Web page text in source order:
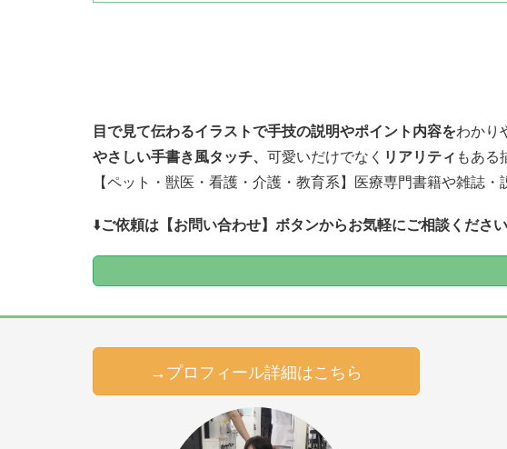
目で見て伝わるイラストで手技の説明やポイント内容をわかり
やさしい手書き風タッチ、 可愛いだけでなく リアリティ もある
【ペット・獣医・看護・介護・教育系】医療専門書籍や雑誌
⬇️ご依頼は【お問い合わせ】ボタンからお気軽にご相談ください
→プロフィール詳細はこちら